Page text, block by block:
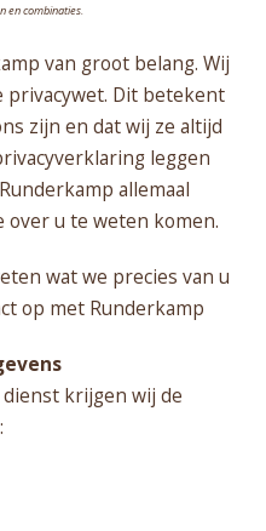
en combinaties.
van groot belang. Wij
privacywet. Dit betekent
zijn en dat wij ze altijd
leggen
allemaal
u te weten komen.
wat we precies van u
op met Runderkamp
krijgen wij de